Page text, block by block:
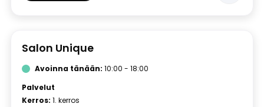
Salon Unique
Avoinna tänään: 10:00 - 18:00
Palvelut
Kerros: 1. kerros